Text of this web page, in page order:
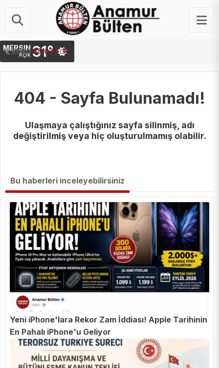
EURO 55.02 ₺
STERLIN 64.21 ₺
MERSIN
Açık 31°
404 - Sayfa Bulunamadı!
Ulaşmaya çalıştığınız sayfa silinmiş, adı
değiştirilmiş veya hiç oluşturulmamış olabilir.
Bu haberleri inceleyebilirsiniz
Yeni iPhone'lara Rekor Zam İddiası! Apple Tarihinin
En Pahalı iPhone'u Geliyor